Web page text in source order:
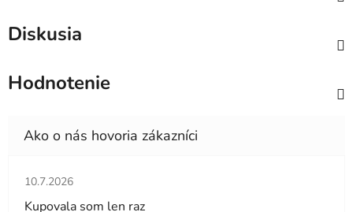
Diskusia
Hodnotenie
Hodnotenie obchodu je 5 z 5 hviezdičiek.
10.7.2026
Kupovala som len raz